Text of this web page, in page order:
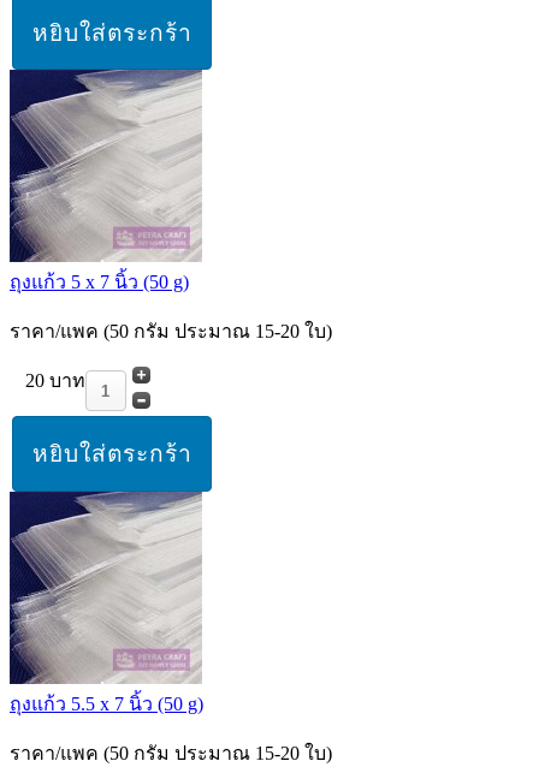
ถุงแก้ว 5 x 7 นิ้ว (50 g)
ราคา/แพค (50 กรัม ประมาณ 15-20 ใบ)
20 บาท
ถุงแก้ว 5.5 x 7 นิ้ว (50 g)
ราคา/แพค (50 กรัม ประมาณ 15-20 ใบ)